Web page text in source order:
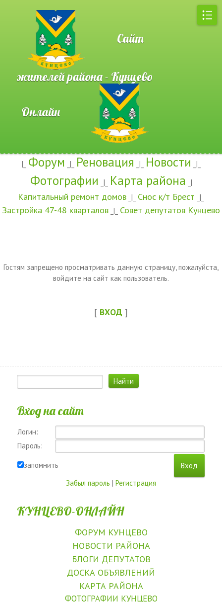
Сайт
жителей района - Кунцево
Онлайн
|_ Форум _|_ Реновация _|_ Новости _|_
Фотографии _|_ Карта района _|
Капитальный ремонт домов _|_ Снос к/т Брест _|_
Застройка 47-48 кварталов _|_ Совет депутатов Кунцево
Гостям запрещено просматривать данную страницу, пожалуйста,
войдите на сайт как пользователь.
[ ВХОД ]
Вход на сайт
Логин:
Пароль:
запомнить
Забыл пароль | Регистрация
КУНЦЕВО-ОНЛАЙН
ФОРУМ КУНЦЕВО
НОВОСТИ РАЙОНА
БЛОГИ ДЕПУТАТОВ
ДОСКА ОБЪЯВЛЕНИЙ
КАРТА РАЙОНА
ФОТОГРАФИИ КУНЦЕВО